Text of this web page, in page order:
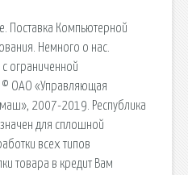
Поставка Компьютерной
Немного о нас.
ограниченной
© ОАО «Управляющая
2007-2019. Республика
для сплошной
всех типов
товара в кредит Вам